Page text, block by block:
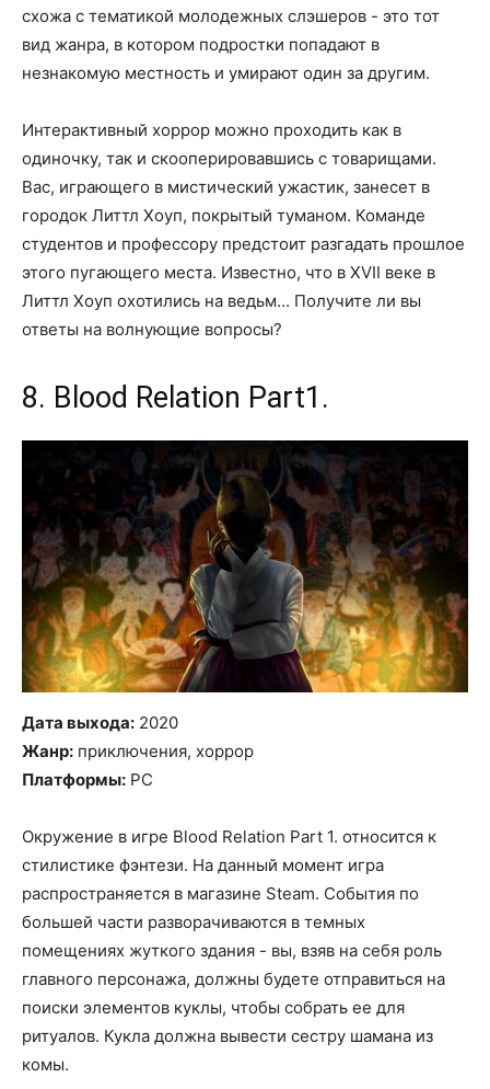
схожа с тематикой молодежных слэшеров - это тот
вид жанра, в котором подростки попадают в
незнакомую местность и умирают один за другим.
Интерактивный хоррор можно проходить как в
одиночку, так и скооперировавшись с товарищами.
Вас, играющего в мистический ужастик, занесет в
городок Литтл Хоуп, покрытый туманом. Команде
студентов и профессору предстоит разгадать прошлое
этого пугающего места. Известно, что в XVII веке в
Литтл Хоуп охотились на ведьм... Получите ли вы
ответы на волнующие вопросы?
8. Blood Relation Part1.
Дата выхода: 2020
Жанр: приключения, хоррор
Платформы: PC
Окружение в игре Blood Relation Part 1. относится к
стилистике фэнтези. На данный момент игра
распространяется в магазине Steam. События по
большей части разворачиваются в темных
помещениях жуткого здания - вы, взяв на себя роль
главного персонажа, должны будете отправиться на
поиски элементов куклы, чтобы собрать ее для
ритуалов. Кукла должна вывести сестру шамана из
комы.